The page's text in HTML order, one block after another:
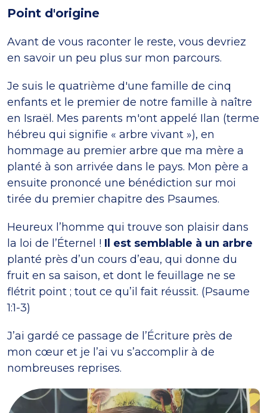
Point d'origine
Avant de vous raconter le reste, vous devriez
en savoir un peu plus sur mon parcours.
Je suis le quatrième d'une famille de cinq
enfants et le premier de notre famille à naître
en Israël. Mes parents m'ont appelé Ilan (terme
hébreu qui signifie « arbre vivant »), en
hommage au premier arbre que ma mère a
planté à son arrivée dans le pays. Mon père a
ensuite prononcé une bénédiction sur moi
tirée du premier chapitre des Psaumes.
Heureux l’homme qui trouve son plaisir dans
la loi de l’Éternel ! Il est semblable à un arbre
planté près d’un cours d’eau, qui donne du
fruit en sa saison, et dont le feuillage ne se
flétrit point ; tout ce qu’il fait réussit. (Psaume
1:1-3)
J’ai gardé ce passage de l’Écriture près de
mon cœur et je l’ai vu s’accomplir à de
nombreuses reprises.